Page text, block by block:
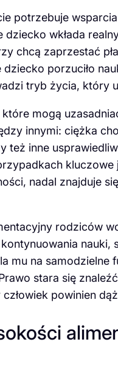
potrzebuje
wkłada
chcą zaprzestać
porzuciło
tryb życia, który
mogą
innymi: ciężka
też inne
nadal znajduje
rodziców
nauki,
mu na samodzielne
stara się
powinien